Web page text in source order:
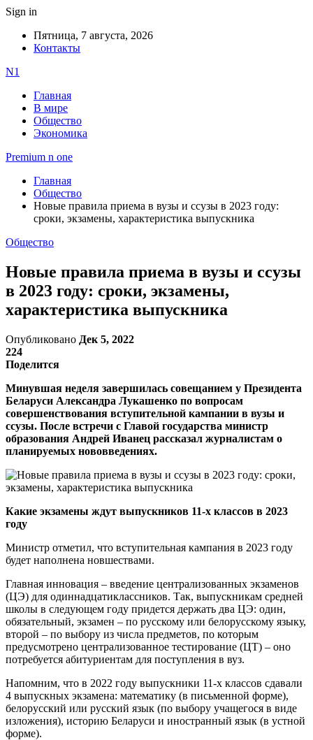
Sign in
Пятница, 7 августа, 2026
Контакты
N1
Главная
В мире
Общество
Экономика
Premium n one
Главная
Общество
Новые правила приема в вузы и ссузы в 2023 году:
сроки, экзамены, характеристика выпускника
Общество
Новые правила приема в вузы и ссузы
в 2023 году: сроки, экзамены,
характеристика выпускника
Опубликовано Дек 5, 2022
224
Поделится
Минувшая неделя завершилась совещанием у Президента
Беларуси Александра Лукашенко по вопросам
совершенствования вступительной кампании в вузы и
ссузы. После встречи с Главой государства министр
образования Андрей Иванец рассказал журналистам о
планируемых нововведениях.
Какие экзамены ждут выпускников 11-х классов в 2023
году
Министр отметил, что вступительная кампания в 2023 году
будет наполнена новшествами.
Главная инновация – введение централизованных экзаменов
(ЦЭ) для одиннадцатиклассников. Так, выпускникам средней
школы в следующем году придется держать два ЦЭ: один,
обязательный, экзамен – по русскому или белорусскому языку,
второй – по выбору из числа предметов, по которым
предусмотрено централизованное тестирование (ЦТ) – оно
потребуется абитуриентам для поступления в вуз.
Напомним, что в 2022 году выпускники 11-х классов сдавали
4 выпускных экзамена: математику (в письменной форме),
белорусский или русский язык (по выбору учащегося в виде
изложения), историю Беларуси и иностранный язык (в устной
форме).